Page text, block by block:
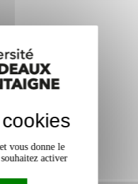
vous donne le
activer